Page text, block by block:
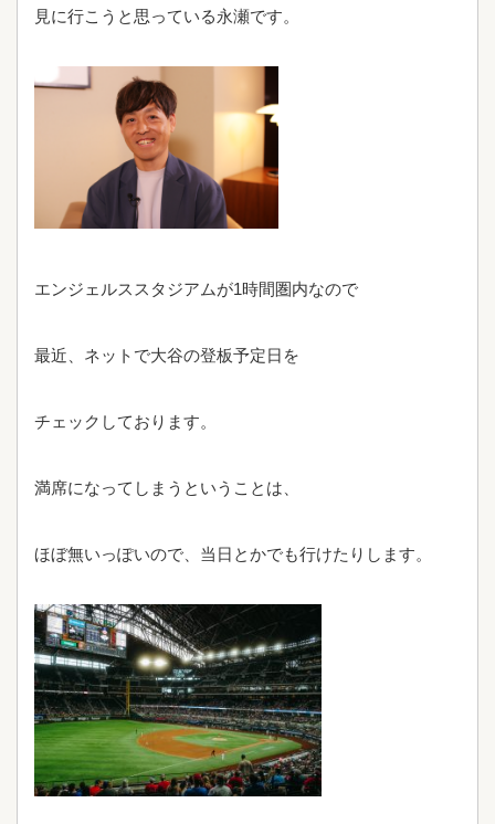
見に行こうと思っている永瀬です。
エンジェルススタジアムが1時間圏内なので
最近、ネットで大谷の登板予定日を
チェックしております。
満席になってしまうということは、
ほぼ無いっぽいので、当日とかでも行けたりします。